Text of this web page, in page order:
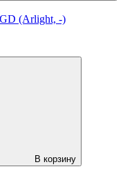
(Arlight, -)
В корзину